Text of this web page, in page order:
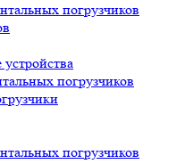
погрузчиков
погрузчиков
погрузчиков